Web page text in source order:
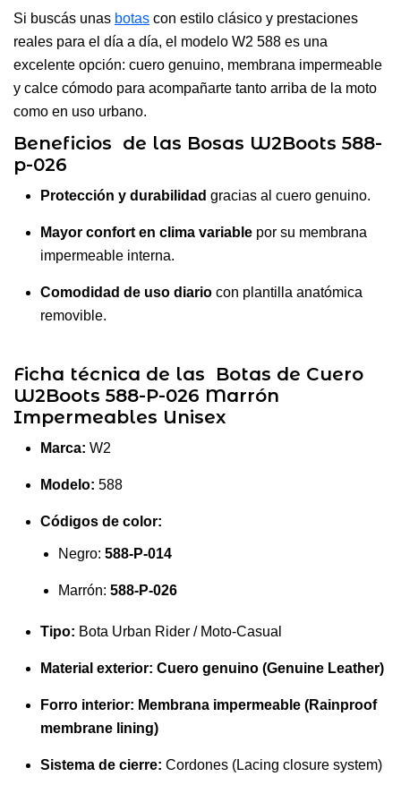
Si buscás unas botas con estilo clásico y prestaciones
reales para el día a día, el modelo W2 588 es una
excelente opción: cuero genuino, membrana impermeable
y calce cómodo para acompañarte tanto arriba de la moto
como en uso urbano.
Beneficios de las Bosas W2Boots 588-
p-026
Protección y durabilidad gracias al cuero genuino.
Mayor confort en clima variable por su membrana
impermeable interna.
Comodidad de uso diario con plantilla anatómica
removible.
Ficha técnica de las Botas de Cuero
W2Boots 588-P-026 Marrón
Impermeables Unisex
Marca: W2
Modelo: 588
Códigos de color:
Negro: 588-P-014
Marrón: 588-P-026
Tipo: Bota Urban Rider / Moto-Casual
Material exterior: Cuero genuino (Genuine Leather)
Forro interior: Membrana impermeable (Rainproof
membrane lining)
Sistema de cierre: Cordones (Lacing closure system)